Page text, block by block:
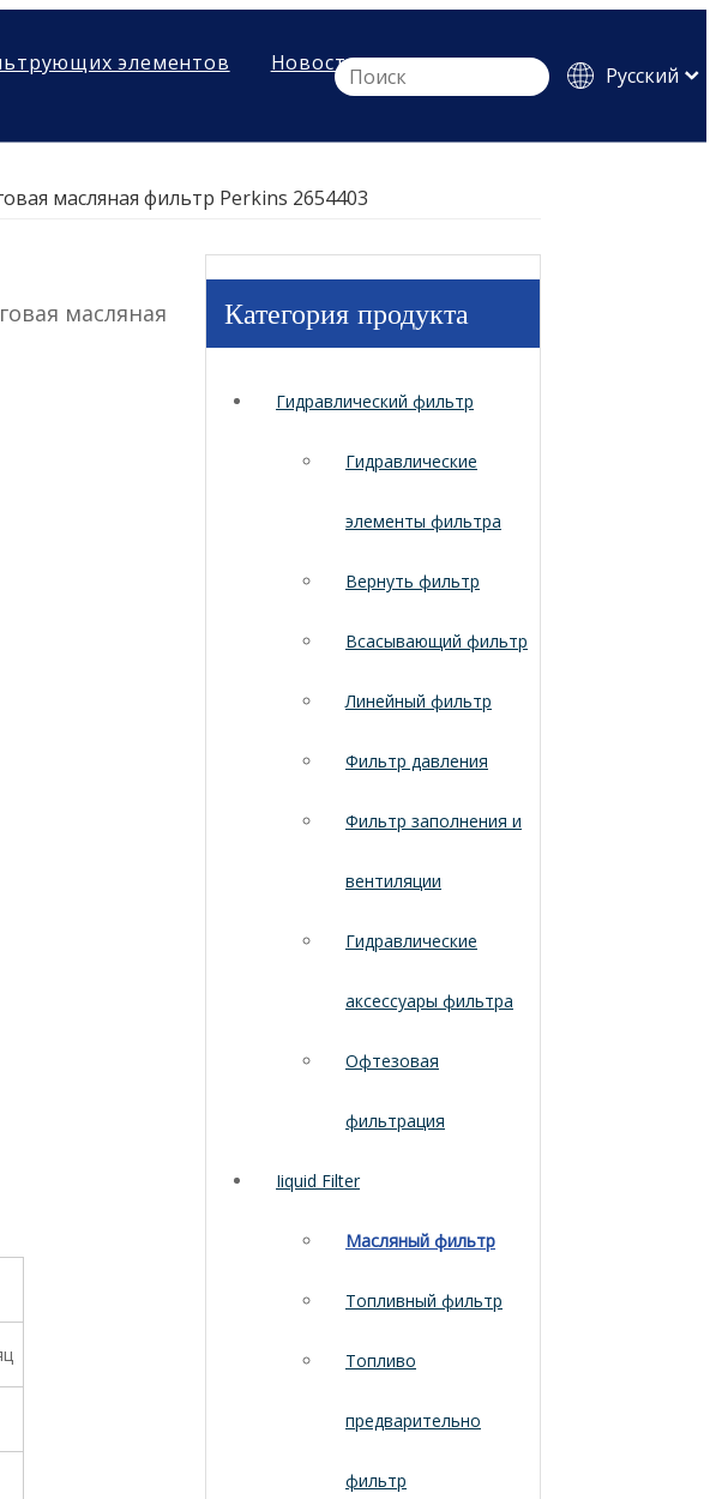
элементов
Новости
Pусский
масляная фильтр Perkins 2654403
масляная
Категория продукта
Гидравлический фильтр
Гидравлические
элементы фильтра
Вернуть фильтр
Всасывающий фильтр
Линейный фильтр
Фильтр давления
Фильтр заполнения и
вентиляции
Гидравлические
аксессуары фильтра
Офтезовая
фильтрация
Iiquid Filter
Масляный фильтр
Топливный фильтр
Топливо
предварительно
фильтр